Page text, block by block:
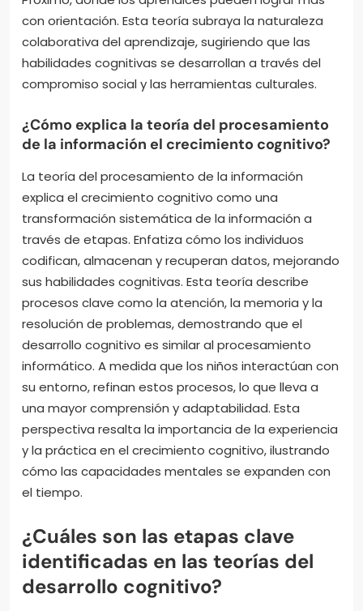
con orientación. Esta teoría subraya la naturaleza
colaborativa del aprendizaje, sugiriendo que las
habilidades cognitivas se desarrollan a través del
compromiso social y las herramientas culturales.
¿Cómo explica la teoría del procesamiento
de la información el crecimiento cognitivo?
La teoría del procesamiento de la información
explica el crecimiento cognitivo como una
transformación sistemática de la información a
través de etapas. Enfatiza cómo los individuos
codifican, almacenan y recuperan datos, mejorando
sus habilidades cognitivas. Esta teoría describe
procesos clave como la atención, la memoria y la
resolución de problemas, demostrando que el
desarrollo cognitivo es similar al procesamiento
informático. A medida que los niños interactúan con
su entorno, refinan estos procesos, lo que lleva a
una mayor comprensión y adaptabilidad. Esta
perspectiva resalta la importancia de la experiencia
y la práctica en el crecimiento cognitivo, ilustrando
cómo las capacidades mentales se expanden con
el tiempo.
¿Cuáles son las etapas clave
identificadas en las teorías del
desarrollo cognitivo?